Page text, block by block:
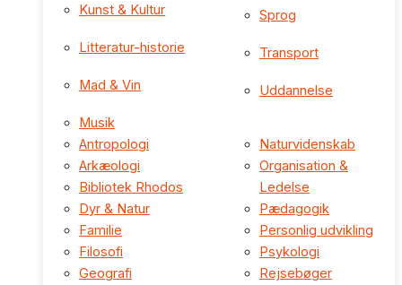
Kunst & Kultur
Litteratur-historie
Mad & Vin
Musik
Sprog
Transport
Uddannelse
Antropologi
Arkæologi
Bibliotek Rhodos
Dyr & Natur
Familie
Filosofi
Geografi
Naturvidenskab
Organisation &
Ledelse
Pædagogik
Personlig udvikling
Psykologi
Rejsebøger